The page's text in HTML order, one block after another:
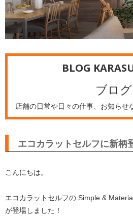
BLOG
ブログ
店舗の日常や日々の仕事、お知らせ
エコカラットセルフに新柄
こんにちは。
エコカラットセルフの Simple &
が登場しました！